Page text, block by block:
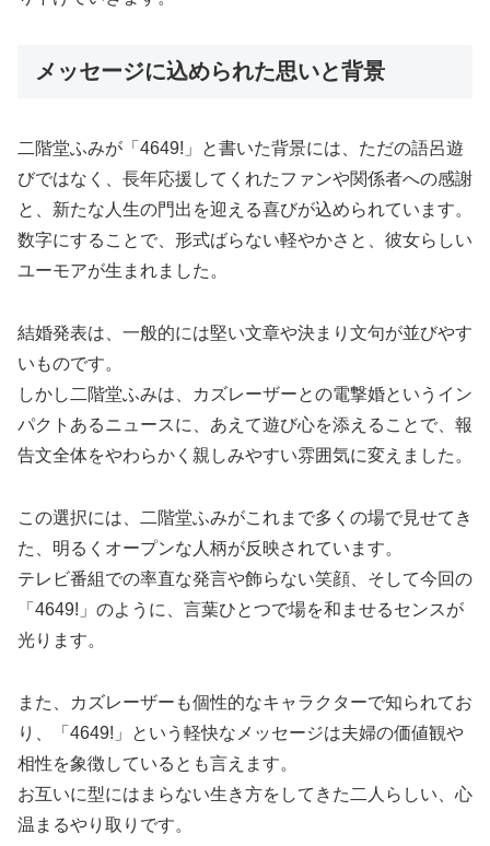
メッセージに込められた思いと背景
二階堂ふみが「4649!」と書いた背景には、ただの語呂遊
びではなく、長年応援してくれたファンや関係者への感謝
と、新たな人生の門出を迎える喜びが込められています。
数字にすることで、形式ばらない軽やかさと、彼女らしい
ユーモアが生まれました。
結婚発表は、一般的には堅い文章や決まり文句が並びやす
いものです。
しかし二階堂ふみは、カズレーザーとの電撃婚というイン
パクトあるニュースに、あえて遊び心を添えることで、報
告文全体をやわらかく親しみやすい雰囲気に変えました。
この選択には、二階堂ふみがこれまで多くの場で見せてき
た、明るくオープンな人柄が反映されています。
テレビ番組での率直な発言や飾らない笑顔、そして今回の
「4649!」のように、言葉ひとつで場を和ませるセンスが
光ります。
また、カズレーザーも個性的なキャラクターで知られてお
り、「4649!」という軽快なメッセージは夫婦の価値観や
相性を象徴しているとも言えます。
お互いに型にはまらない生き方をしてきた二人らしい、心
温まるやり取りです。